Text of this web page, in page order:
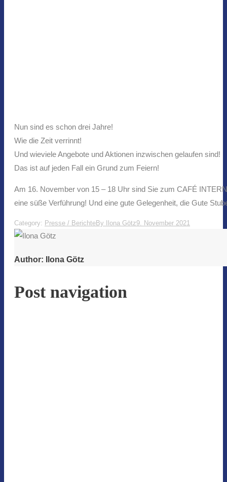
Nun sind es schon drei Jahre!
Wie die Zeit verrinnt!
Und wieviele Angebote und Aktionen inzwischen gelaufen sind!
Das ist auf jeden Fall ein Grund zum Feiern!
Am 16. November von 15 – 18 Uhr sind Sie zum CAFÉ
eine süße Verführung! Und eine gute Gelegenheit, die Gute
Category: Presse / BerichteBy Ilona Götz9. November 2021
Author: Ilona Götz
Post navigation